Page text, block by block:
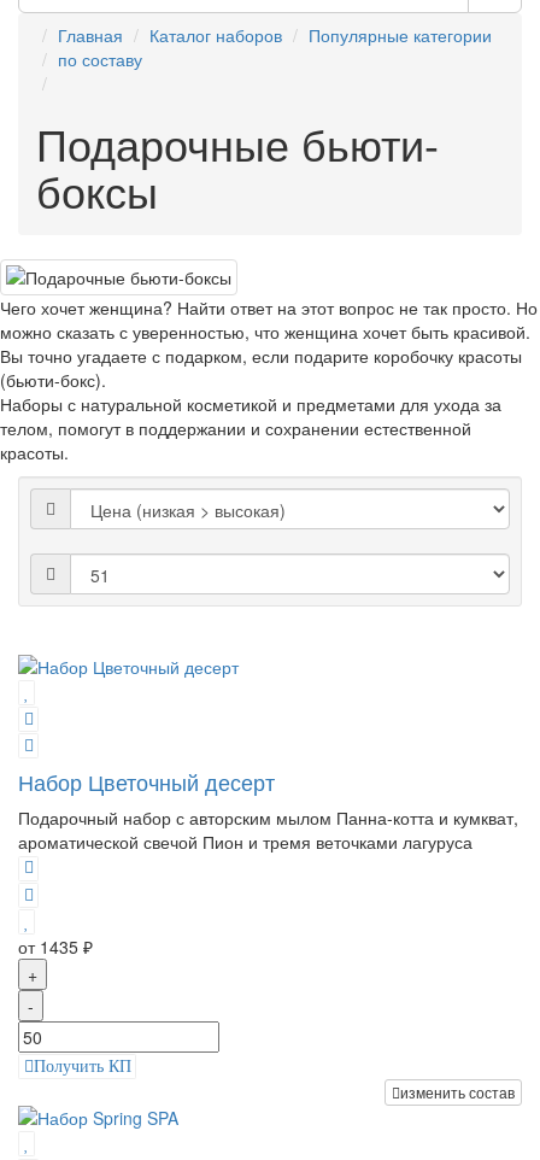
Главная Каталог наборов
Популярные категории
по составу
Подарочные бьюти-
боксы
Чего хочет женщина? Найти ответ на этот вопрос не так просто. Но
можно сказать с уверенностью, что женщина хочет быть красивой.
Вы точно угадаете с подарком, если подарите коробочку красоты
(бьюти-бокс).
Наборы с натуральной косметикой и предметами для ухода за
телом, помогут в поддержании и сохранении естественной
красоты.
Набор Цветочный десерт
Подарочный набор с авторским мылом Панна-котта и кумкват,
ароматической свечой Пион и тремя веточками лагуруса
от 1435 ₽
+
-
Получить КП
изменить состав